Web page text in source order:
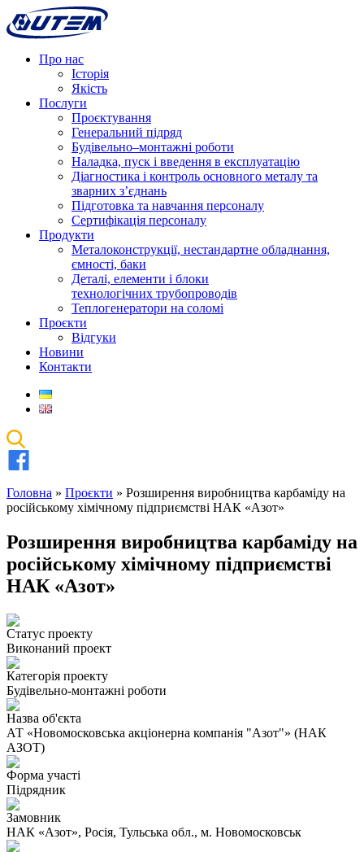
Про нас
Історія
Якість
Послуги
Проєктування
Генеральний підряд
Будівельно–монтажні роботи
Наладка, пуск і введення в експлуатацію
Діагностика і контроль основного металу та
зварних з’єднань
Підготовка та навчання персоналу
Сертифікація персоналу
Продукти
Металоконструкції, нестандартне обладнання,
ємності, баки
Деталі, елементи і блоки
технологічних трубопроводів
Теплогенератори на соломі
Проєкти
Відгуки
Новини
Контакти
Головна » Проєкти » Розширення виробництва карбаміду на
російському хімічному підприємстві НАК «Азот»
Розширення виробництва карбаміду на
російському хімічному підприємстві
НАК «Азот»
Статус проекту
Виконаний проект
Категорія проекту
Будівельно-монтажні роботи
Назва об'єкта
АТ «Новомосковська акціонерна компанія "Азот"» (НАК
АЗОТ)
Форма участі
Підрядник
Замовник
НАК «Азот», Росія, Тульська обл., м. Новомосковськ